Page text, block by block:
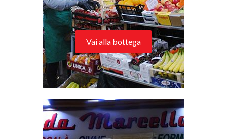
Vai alla bottega